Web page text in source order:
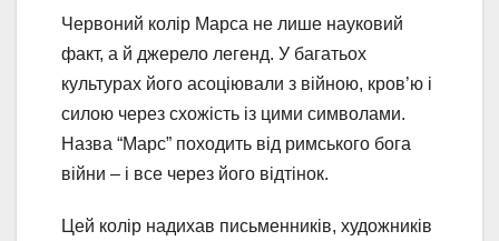
Червоний колір Марса не лише науковий
факт, а й джерело легенд. У багатьох
культурах його асоціювали з війною, кров’ю і
силою через схожість із цими символами.
Назва “Марс” походить від римського бога
війни – і все через його відтінок.
Цей колір надихав письменників, художників